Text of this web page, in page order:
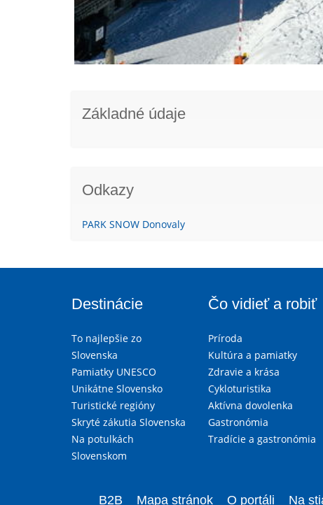
Základné údaje
Odkazy
PARK SNOW Donovaly
Destinácie
To najlepšie zo
Slovenska
Pamiatky UNESCO
Unikátne Slovensko
Turistické regióny
Skryté zákutia Slovenska
Na potulkách
Slovenskom
Čo vidieť a robiť
Príroda
Kultúra a pamiatky
Zdravie a krása
Cykloturistika
Aktívna dovolenka
Gastronómia
Tradície a gastronómia
B2B Mapa stránok O portáli Na